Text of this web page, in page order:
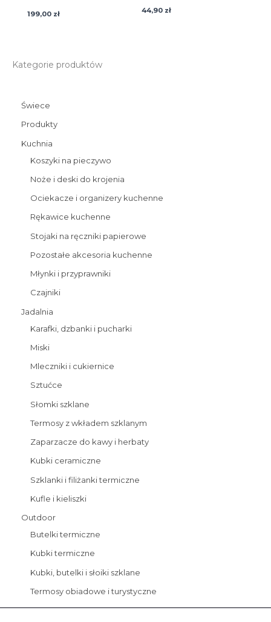
Kategorie produktów
Świece
Produkty
Kuchnia
Koszyki na pieczywo
Noże i deski do krojenia
Ociekacze i organizery kuchenne
Rękawice kuchenne
Stojaki na ręczniki papierowe
Pozostałe akcesoria kuchenne
Młynki i przyprawniki
Czajniki
Jadalnia
Karafki, dzbanki i pucharki
Miski
Mleczniki i cukiernice
Sztućce
Słomki szklane
Termosy z wkładem szklanym
Zaparzacze do kawy i herbaty
Kubki ceramiczne
Szklanki i filiżanki termiczne
Kufle i kieliszki
Outdoor
Butelki termiczne
Kubki termiczne
Kubki, butelki i słoiki szklane
Termosy obiadowe i turystyczne
199,00 zł 44,90 zł